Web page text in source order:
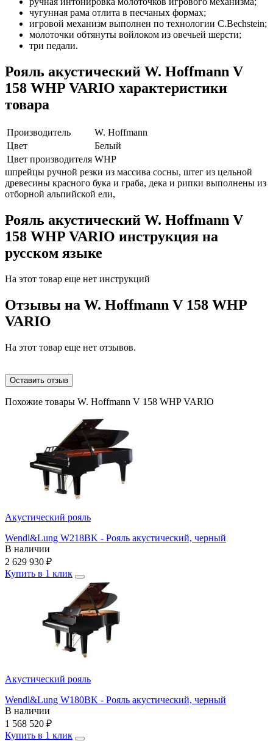
чугунная рама отлита в песчаных формах;
игровой механизм выполнен по технологии C.Bechstein;
молоточки обтянуты войлоком из овечьей шерсти;
три педали.
Рояль акустический W. Hoffmann V
158 WHP VARIO характеристики
товара
Производитель
W. Hoffmann
Цвет
Белый
Цвет производителя WHP
шпрейцы ручной резки из массива сосны, штег из цельной
древесины красного бука и граба, дека и рипки выполнены из
отборной альпийской ели,
Рояль акустический W. Hoffmann V
158 WHP VARIO инструкция на
русском языке
На этот товар еще нет инструкций
Отзывы на W. Hoffmann V 158 WHP
VARIO
На этот товар еще нет отзывов.
Оставить отзыв
Похожие товары W. Hoffmann V 158 WHP VARIO
Акустический рояль
Wendl&Lung W218BK - Рояль акустический, черный
В наличии
2 629 930 ₽
Купить в 1 клик
Акустический рояль
Wendl&Lung W180BK - Рояль акустический, черный
В наличии
1 568 520 ₽
Купить в 1 клик